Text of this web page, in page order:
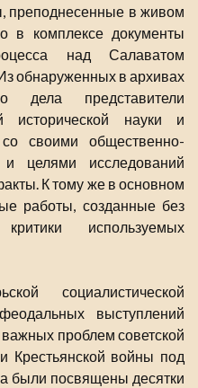
преподнесенные в живом
в комплексе документы
над Салаватом
обнаруженных в архивах
дела представители
исторической науки и
своими общественно-
и целями исследований
К тому же в основном
работы, созданные без
используемых
социалистической
выступлений
важных проблем советской
Крестьянской войны под
были посвящены десятки